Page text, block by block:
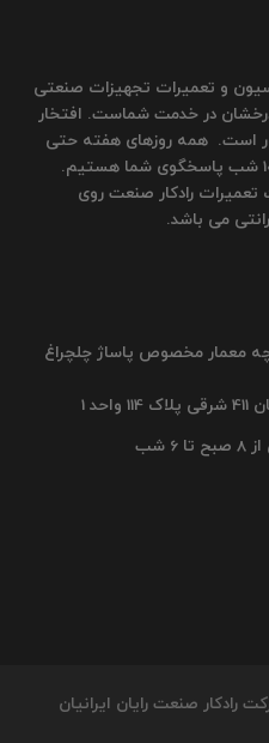
و تعمیرات تجهیزات صنعتی
در خدمت شماست. افتخار
است. همه روزهای هفته حتی
روزهای تعطیل از ساعت 8 صبح تا 10 شب پاسخگوی شما هستیم.
رادکار صنعت روی
می باشد.
معمار مخصوص پاساژ چلچراغ
رادکار صنعت رایان ایرانیان